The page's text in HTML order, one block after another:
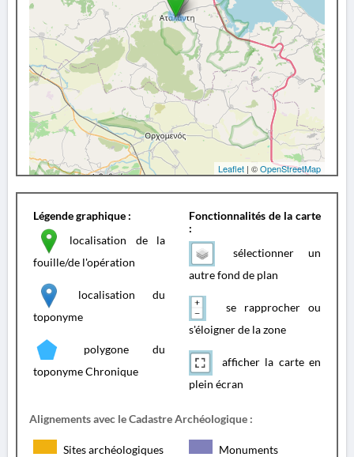
Leaflet | ©OpenStreetMap
Légende graphique :
localisation de la
fouille/de l'opération
localisation du
toponyme
polygone du
toponyme Chronique
Fonctionnalités de la carte
:
sélectionner un
autre fond de plan
se rapprocher ou
s'éloigner de la zone
afficher la carte en
plein écran
Alignements avec le Cadastre Archéologique :
Sites archéologiques Monuments